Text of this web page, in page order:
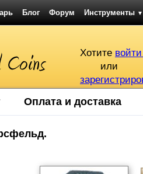
Блог Форум Инструменты ▼
Хотите
или
Оплата и доставка